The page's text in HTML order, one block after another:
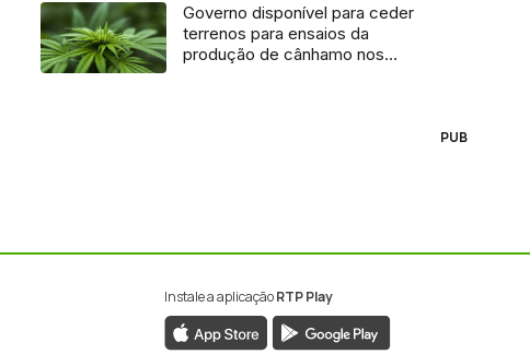
Governo disponível para ceder
terrenos para ensaios da
produção de cânhamo nos
PUB
Instale a aplicaçãoRTP Play